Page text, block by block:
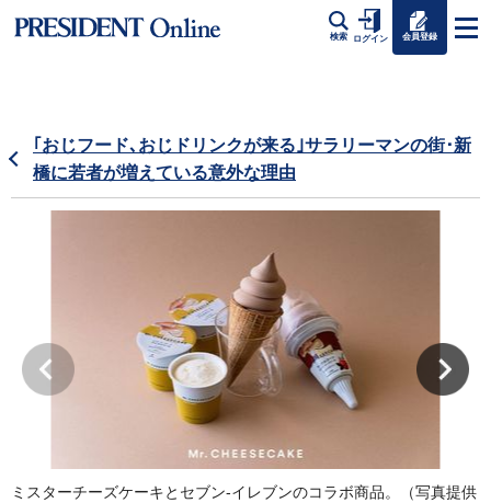
検索 ログイン 会員登録
｢おじフード､おじドリンクが来る｣サラリーマンの街･新
橋に若者が増えている意外な理由
ミスターチーズケーキとセブン‐イレブンのコラボ商品。（写真提供